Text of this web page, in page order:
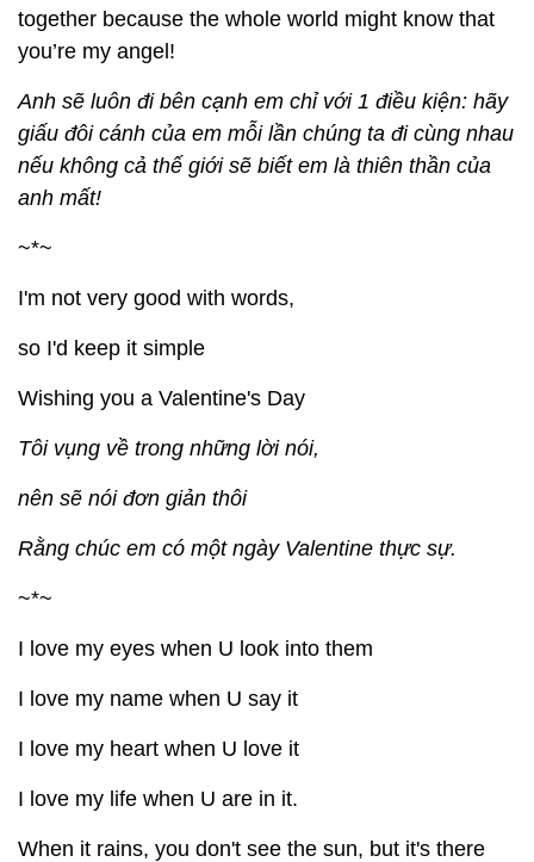
together because the whole world might know that
you’re my angel!
Anh sẽ luôn đi bên cạnh em chỉ với 1 điều kiện: hãy
giấu đôi cánh của em mỗi lần chúng ta đi cùng nhau
nếu không cả thế giới sẽ biết em là thiên thần của
anh mất!
~*~
I'm not very good with words,
so I'd keep it simple
Wishing you a Valentine's Day
Tôi vụng về trong những lời nói,
nên sẽ nói đơn giản thôi
Rằng chúc em có một ngày Valentine thực sự.
~*~
I love my eyes when U look into them
I love my name when U say it
I love my heart when U love it
I love my life when U are in it.
When it rains, you don't see the sun, but it's there